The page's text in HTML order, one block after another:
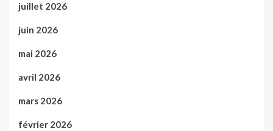
juillet 2026
juin 2026
mai 2026
avril 2026
mars 2026
février 2026